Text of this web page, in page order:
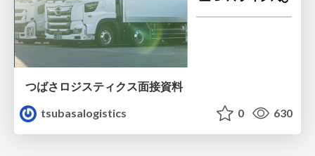
つばさロジスティクス面接資料
tsubasalogistics
0 630